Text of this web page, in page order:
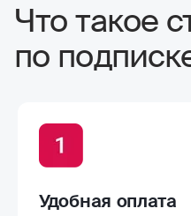
Что такое
по
Удобная оплата